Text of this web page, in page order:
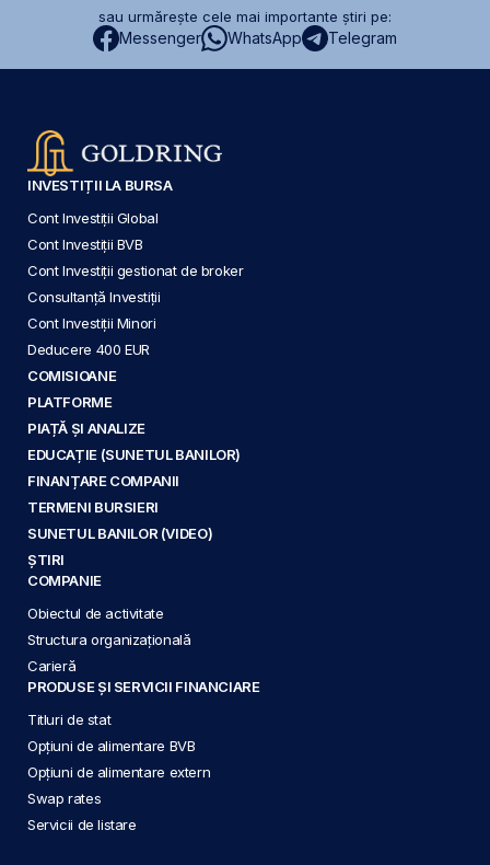
sau urmărește cele mai importante știri pe:
Messenger WhatsApp Telegram
INVESTIȚII LA BURSA
Cont Investiții Global
Cont Investiții BVB
Cont Investiții gestionat de broker
Consultanță Investiții
Cont Investiții Minori
Deducere 400 EUR
COMISIOANE
PLATFORME
PIAȚĂ ȘI ANALIZE
EDUCAȚIE (SUNETUL BANILOR)
FINANȚARE COMPANII
TERMENI BURSIERI
SUNETUL BANILOR (VIDEO)
ȘTIRI
COMPANIE
Obiectul de activitate
Structura organizațională
Carieră
PRODUSE ȘI SERVICII FINANCIARE
Titluri de stat
Opțiuni de alimentare BVB
Opțiuni de alimentare extern
Swap rates
Servicii de listare